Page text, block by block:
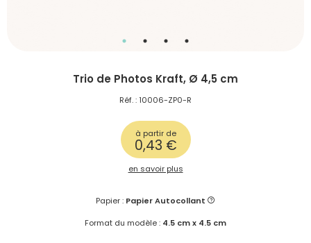
Trio de Photos Kraft, Ø 4,5 cm
Réf. : 10006-ZP0-R
à partir de
0,43 €
en savoir plus
Papier : Papier Autocollant
Format du modèle : 4.5 cm x 4.5 cm